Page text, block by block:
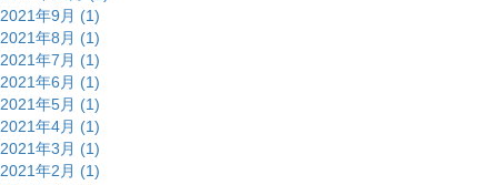
2021年9月 (1)
2021年8月 (1)
2021年7月 (1)
2021年6月 (1)
2021年5月 (1)
2021年4月 (1)
2021年3月 (1)
2021年2月 (1)